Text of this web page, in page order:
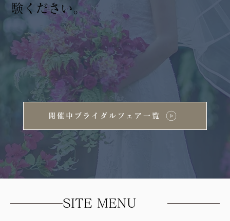
験ください。
開催中ブライダルフェア一覧
SITE MENU